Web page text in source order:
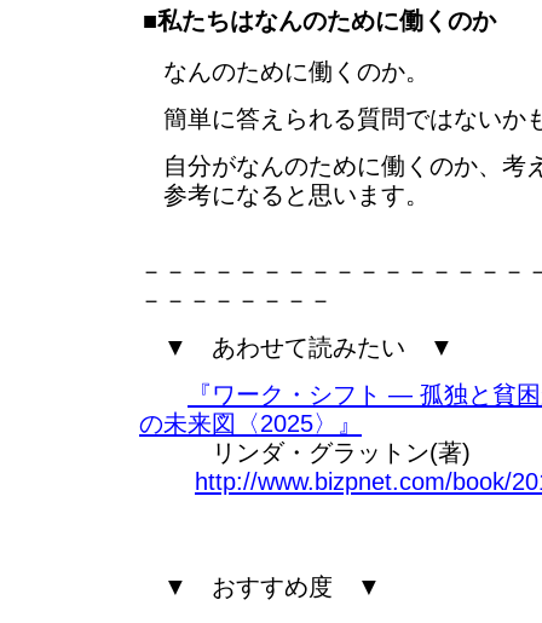
■私たちはなんのために働くのか
なんのために働くのか。
簡単に答えられる質問ではないか
自分がなんのために働くのか、考
参考になると思います。
－－－－－－－－－－－－－－－－
－－－－－－－－
▼ あわせて読みたい ▼
『ワーク・シフト ― 孤独と貧
の未来図〈2025〉』
リンダ・グラットン(著)
http://www.bizpnet.com/book/
▼ おすすめ度 ▼